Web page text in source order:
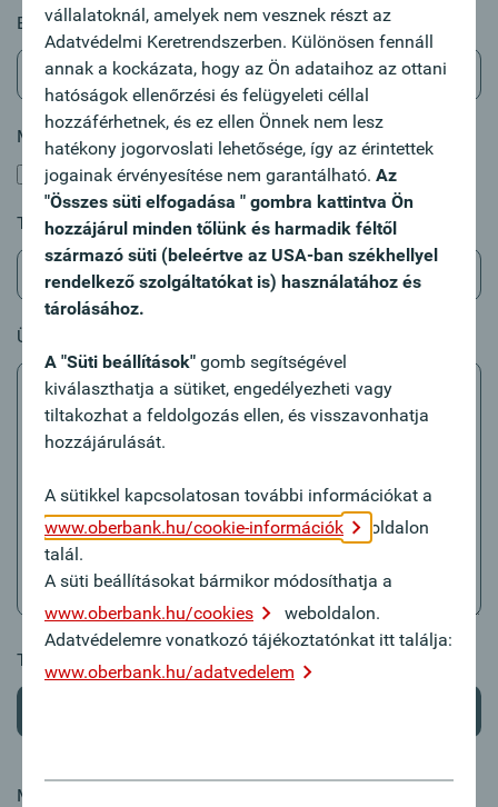
E-mail cím*
Már ügyfelünk?
Igen, az Oberbank ügyfele vagyok.
Tárgy
Üzenet
További információk mellékletben:
Mellékelt adatok
vállalatoknál, amelyek nem vesznek részt az
Adatvédelmi Keretrendszerben. Különösen fennáll
annak a kockázata, hogy az Ön adataihoz az ottani
hatóságok ellenőrzési és felügyeleti céllal
hozzáférhetnek, és ez ellen Önnek nem lesz
hatékony jogorvoslati lehetősége, így az érintettek
jogainak érvényesítése nem garantálható. Az
"Összes süti elfogadása " gombra kattintva Ön
hozzájárul minden tőlünk és harmadik féltől
származó süti (beleértve az USA-ban székhellyel
rendelkező szolgáltatókat is) használatához és
tárolásához.
A "Süti beállítások" gomb segítségével
kiválaszthatja a sütiket, engedélyezheti vagy
tiltakozhat a feldolgozás ellen, és visszavonhatja
hozzájárulását.
A sütikkel kapcsolatosan további információkat a
www.oberbank.hu/cookie-információk
oldalon
talál.
A süti beállításokat bármikor módosíthatja a
www.oberbank.hu/cookies
weboldalon.
Adatvédelemre vonatkozó tájékoztatónkat itt találja:
www.oberbank.hu/adatvedelem